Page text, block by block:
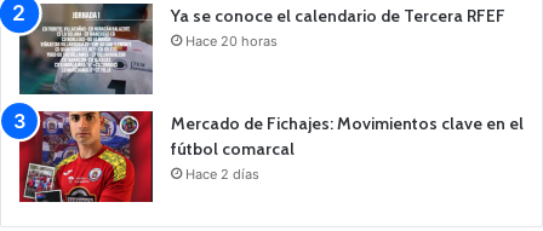
Ya se conoce el calendario de Tercera RFEF
Hace 20 horas
Mercado de Fichajes: Movimientos clave en el
fútbol comarcal
Hace 2 días